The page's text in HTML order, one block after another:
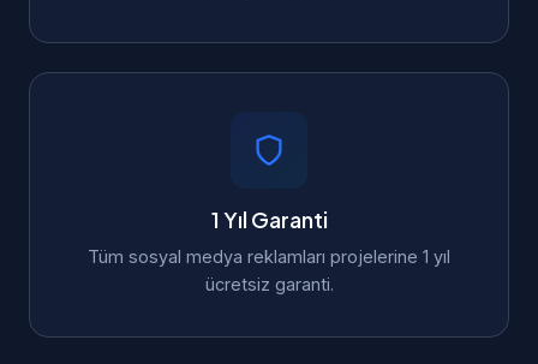
1 Yıl Garanti
Tüm sosyal medya reklamları projelerine 1 yıl
ücretsiz garanti.